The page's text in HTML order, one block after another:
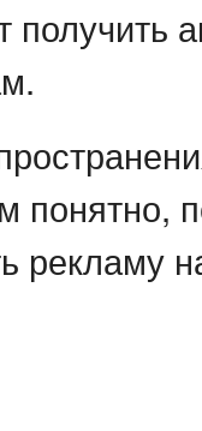
получить
понятно,
рекламу